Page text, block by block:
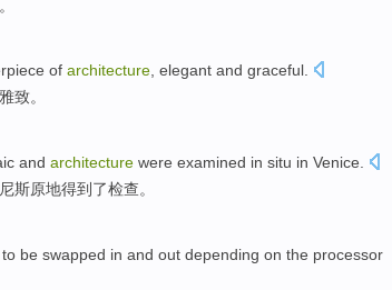
。
of architecture, elegant and graceful.
雅致。
and architecture were examined in situ in Venice
斯原地得到了检查。
be swapped in and out depending on the processor